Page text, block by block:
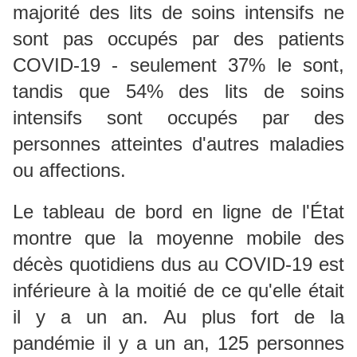
majorité des lits de soins intensifs ne
sont pas occupés par des patients
COVID-19 - seulement 37% le sont,
tandis que 54% des lits de soins
intensifs sont occupés par des
personnes atteintes d'autres maladies
ou affections.
Le tableau de bord en ligne de l'État
montre que la moyenne mobile des
décès quotidiens dus au COVID-19 est
inférieure à la moitié de ce qu'elle était
il y a un an. Au plus fort de la
pandémie il y a un an, 125 personnes